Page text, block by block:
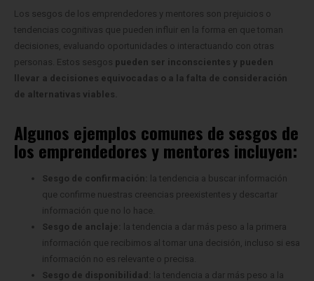
Los sesgos de los emprendedores y mentores son prejuicios o
tendencias cognitivas que pueden influir en la forma en que toman
decisiones, evaluando oportunidades o interactuando con otras
personas. Estos sesgos pueden ser inconscientes y pueden
llevar a decisiones equivocadas o a la falta de consideración
de alternativas viables.
Algunos ejemplos comunes de sesgos de
los emprendedores y mentores incluyen:
Sesgo de confirmación: la tendencia a buscar información
que confirme nuestras creencias preexistentes y descartar
información que no lo hace.
Sesgo de anclaje: la tendencia a dar más peso a la primera
información que recibimos al tomar una decisión, incluso si esa
información no es relevante o precisa.
Sesgo de disponibilidad: la tendencia a dar más peso a la